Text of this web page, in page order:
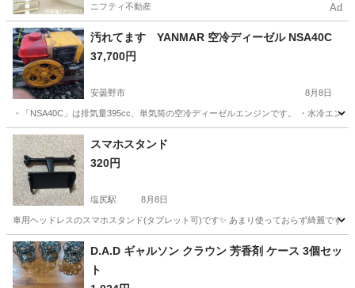
ニフティ不動産 Ad
汚れてます YANMAR 空冷ディーゼル NSA40C
37,700円
安曇野市 8月8日
・「NSA40C」は排気量395cc、単気筒の空冷ディーゼルエンジンです。 ・水冷エン
長野 安曇野市 その他 YANMAR
スマホスタンド
320円
塩尻駅 8月8日
車用ヘッドレスのスマホスタンド(タブレット可)です✨ あまり使っておらず綺麗です
長野 塩尻市 アクセサリー
D.A.D ギャルソン クラウン 芳香剤 ケース 3個セッ
ト